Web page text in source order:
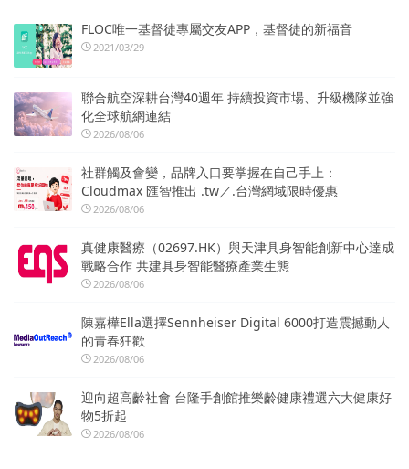
FLOC唯一基督徒專屬交友APP，基督徒的新福音
2021/03/29
聯合航空深耕台灣40週年 持續投資市場、升級機隊並強
化全球航網連結
2026/08/06
社群觸及會變，品牌入口要掌握在自己手上：
Cloudmax 匯智推出 .tw／.台灣網域限時優惠
2026/08/06
真健康醫療（02697.HK）與天津具身智能創新中心達成
戰略合作 共建具身智能醫療產業生態
2026/08/06
陳嘉樺Ella選擇Sennheiser Digital 6000打造震撼動人
的青春狂歡
2026/08/06
迎向超高齡社會 台隆手創館推樂齡健康禮選六大健康好
物5折起
2026/08/06